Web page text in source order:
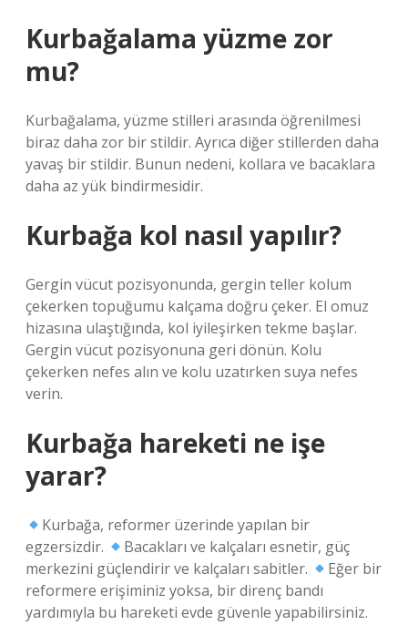
Kurbağalama yüzme zor
mu?
Kurbağalama, yüzme stilleri arasında öğrenilmesi
biraz daha zor bir stildir. Ayrıca diğer stillerden daha
yavaş bir stildir. Bunun nedeni, kollara ve bacaklara
daha az yük bindirmesidir.
Kurbağa kol nasıl yapılır?
Gergin vücut pozisyonunda, gergin teller kolum
çekerken topuğumu kalçama doğru çeker. El omuz
hizasına ulaştığında, kol iyileşirken tekme başlar.
Gergin vücut pozisyonuna geri dönün. Kolu
çekerken nefes alın ve kolu uzatırken suya nefes
verin.
Kurbağa hareketi ne işe
yarar?
Kurbağa, reformer üzerinde yapılan bir
egzersizdir.
Bacakları ve kalçaları esnetir, güç
merkezini güçlendirir ve kalçaları sabitler.
Eğer bir
reformere erişiminiz yoksa, bir direnç bandı
yardımıyla bu hareketi evde güvenle yapabilirsiniz.